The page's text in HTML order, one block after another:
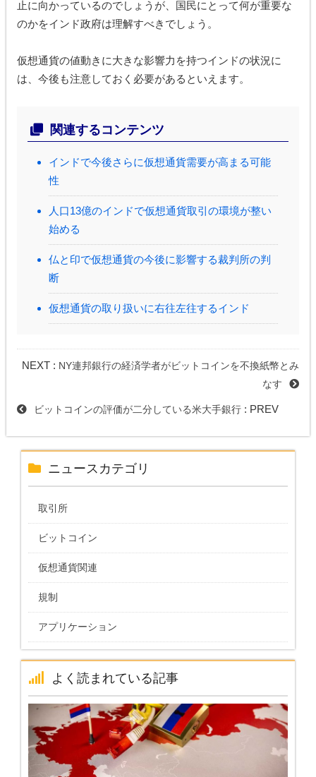
止に向かっているのでしょうが、国民にとって何が重要な
のかをインド政府は理解すべきでしょう。
仮想通貨の値動きに大きな影響力を持つインドの状況に
は、今後も注意しておく必要があるといえます。
関連するコンテンツ
インドで今後さらに仮想通貨需要が高まる可能
性
人口13億のインドで仮想通貨取引の環境が整い
始める
仏と印で仮想通貨の今後に影響する裁判所の判
断
仮想通貨の取り扱いに右往左往するインド
NEXT : NY連邦銀行の経済学者がビットコインを不換紙幣とみ
なす
ビットコインの評価が二分している米大手銀行: PREV
ニュースカテゴリ
取引所
ビットコイン
仮想通貨関連
規制
アプリケーション
よく読まれている記事